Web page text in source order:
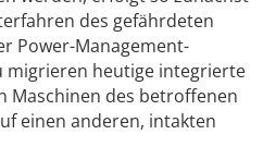
des gefährdeten
Power-Management-
migrieren heutige integrierte
Maschinen des betroffenen
einen anderen, intakten